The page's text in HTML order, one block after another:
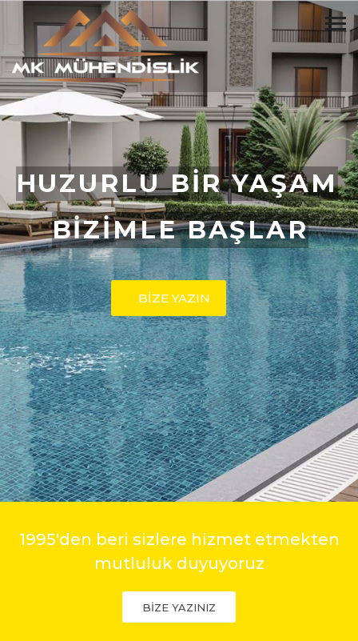
BİZİMLE BAŞLAR
BİZE YAZIN
HUZURLU BİR YAŞAM
1995'den beri sizlere hizmet etmekten
mutluluk duyuyoruz
BİZE YAZINIZ